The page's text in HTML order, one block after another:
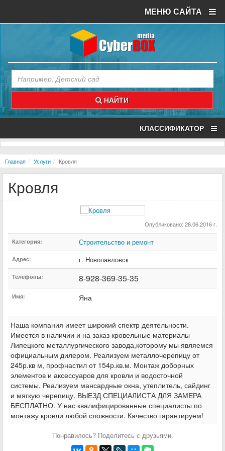
МЕНЮ САЙТА
НАЙТИ
КЛАССИФИКАТОР
Главная Услуги Кровля
Кровля
Опубликовано: 28.06.2016 г.
Категория: Строительство и ремонт
Адрес: г. Новопавловск
Телефоны: 8-928-369-35-35
Имя: Яна
Наша компания имеет широкий спектр деятельности.
Имеется в наличии и на заказ кровельные материалы
Липецкого металлургического завода,которому мы являемся
официальным дилером. Реализуем металлочерепицу от
245р.кв м, профнастил от 154р.кв.м. Монтаж доборных
элементов и аксессуаров для кровли и водосточной
системы. Реализуем мансардные окна, утеплитель, сайдинг
и мягкую черепицу. ВЫЕЗД СПЕЦИАЛИСТА ДЛЯ ЗАМЕРА
БЕСПЛАТНО. У нас квалифицированные специалисты по
монтажу кровли любой сложности. Качество гарантируем!
Понравилось? Поделитесь с друзьями.